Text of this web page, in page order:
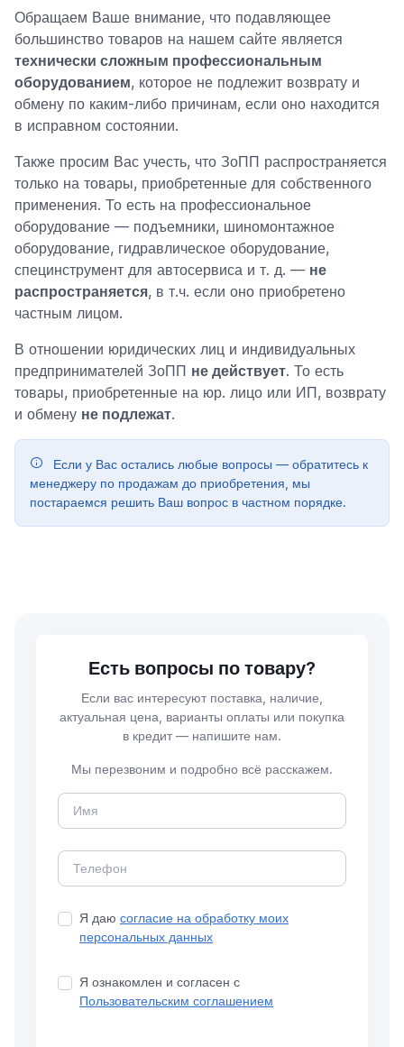
Обращаем Ваше внимание, что подавляющее
большинство товаров на нашем сайте является
технически сложным профессиональным
оборудованием, которое не подлежит возврату и
обмену по каким-либо причинам, если оно находится
в исправном состоянии.
Также просим Вас учесть, что ЗоПП распространяется
только на товары, приобретенные для собственного
применения. То есть на профессиональное
оборудование — подъемники, шиномонтажное
оборудование, гидравлическое оборудование,
специнструмент для автосервиса и т. д. — не
распространяется, в т.ч. если оно приобретено
частным лицом.
В отношении юридических лиц и индивидуальных
предпринимателей ЗоПП не действует. То есть
товары, приобретенные на юр. лицо или ИП, возврату
и обмену не подлежат.
Если у Вас остались любые вопросы — обратитесь к
менеджеру по продажам до приобретения, мы
постараемся решить Ваш вопрос в частном порядке.
Есть вопросы по товару?
Если вас интересуют поставка, наличие,
актуальная цена, варианты оплаты или покупка
в кредит — напишите нам.
Мы перезвоним и подробно всё расскажем.
Я даю согласие на обработку моих
персональных данных
Я ознакомлен и согласен с
Пользовательским соглашением